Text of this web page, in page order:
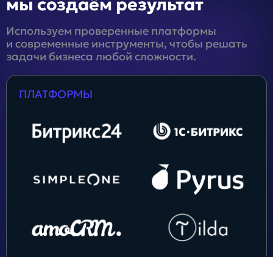
мы создаём результат
Используем проверенные платформы
и современные инструменты, чтобы решать
задачи бизнеса любой сложности.
ПЛАТФОРМЫ